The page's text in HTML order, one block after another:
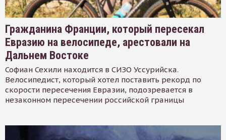
Гражданина Франции, который пересекал
Евразию на велосипеде, арестовали на
Дальнем Востоке
Софиан Сехили находится в СИЗО Уссурийска.
Велосипедист, который хотел поставить рекорд по
скорости пересечения Евразии, подозревается в
незаконном пересечении российской границы